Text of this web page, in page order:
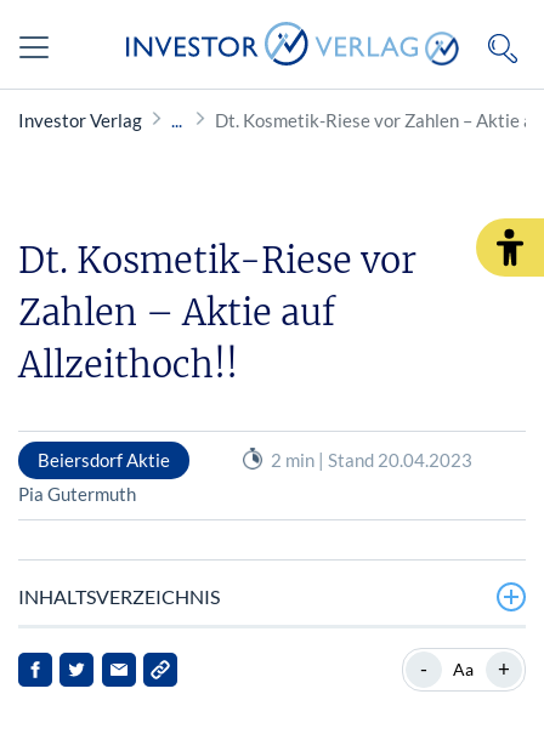
Investor Verlag Dt. Kosmetik-Riese vor Zahlen – Aktie
Dt. Kosmetik-Riese vor
Zahlen – Aktie auf
Allzeithoch!!
Beiersdorf Aktie
2 min | Stand 20.04.2023
Pia Gutermuth
INHALTSVERZEICHNIS
Allgemein läuft es im DAX rund
- Aa +